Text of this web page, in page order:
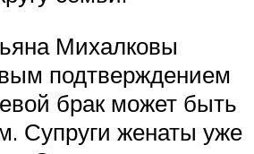
Михалковы
подтверждением
брак может быть
Супруги женаты уже